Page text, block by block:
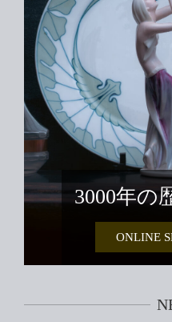
3000年の
ONLINE